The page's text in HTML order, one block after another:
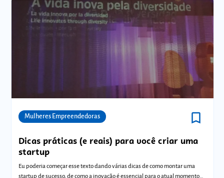
Mulheres Empreendedoras bookmark_border
Dicas práticas (e reais) para você criar uma
startup
Eu poderia começar esse texto dando várias dicas de como montar uma
startup de sucesso, de como a inovação é essencial para o atual momento